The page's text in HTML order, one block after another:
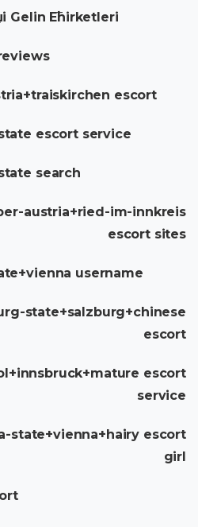
Gelin Ећirketleri
escort
escort service
search
austria+ried-im-innkreis
escort sites
username
state+salzburg+chinese
escort
escort
service
state+vienna+hairy escort
girl